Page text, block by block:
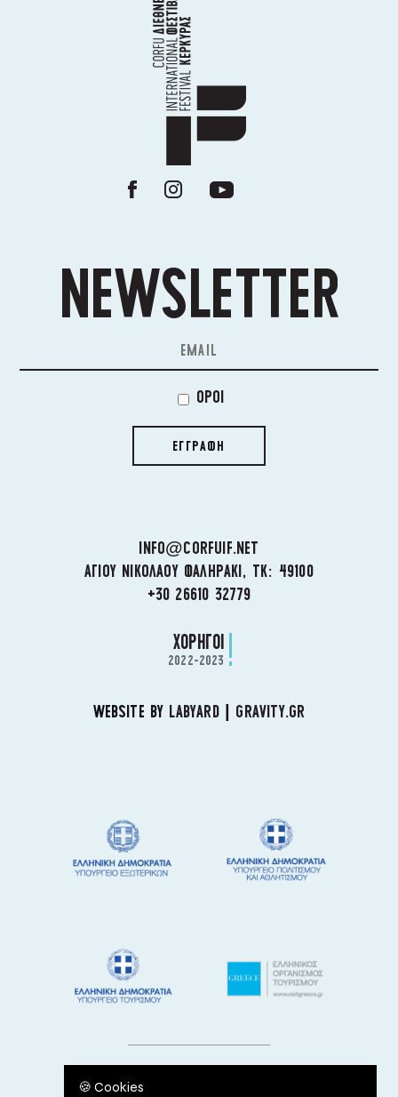
NEWSLETTER
ΟΡΟΙ
ΕΓΓΡΑΦΗ
INFO@CORFUIF.NET
ΑΓΙΟΥ ΝΙΚΟΛΑΟΥ ΦΑΛΗΡΑΚΙ, ΤΚ: 49100
+30 26610 32779
ΧΟΡΗΓΟΙ
2022-2023
WEBSITE BY LABYARD| GRAVITY.GR
🍪 Cookies